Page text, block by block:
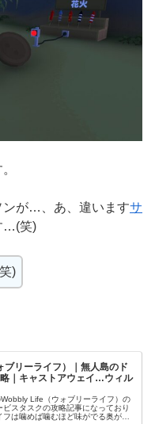
ンが…、あ、違いますサ
…(笑)
)
リーライフ）｜無人島のド
｜キャストアウェイ…ウィル
Life（ウォブリーライフ）の
スタスクの攻略記事になっており
フは噛めば噛むほど味がでる奥が深